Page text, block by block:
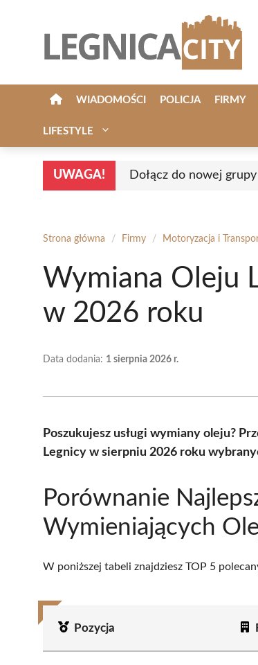
WIADOMOŚCI POLICJA FIRMY
LIFESTYLE
UWAGA! Dołącz do nowej grupy
Strona główna / Firmy / Motoryzacja i
Wymiana Oleju
w 2026 roku
Data dodania: 1 sierpnia 2026 r.
Poszukujesz usługi wymiany oleju?
Legnicy w sierpniu 2026 roku
Porównanie
Wymieniających
W poniższej tabeli znajdziesz TOP 5
Pozycja